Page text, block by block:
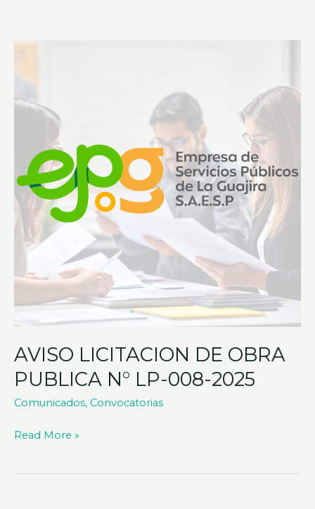
AVISO LICITACION DE OBRA
PUBLICA N° LP-008-2025
Comunicados, Convocatorias
OBRA
PUBLICA
LP-
008-
2025
Read More »